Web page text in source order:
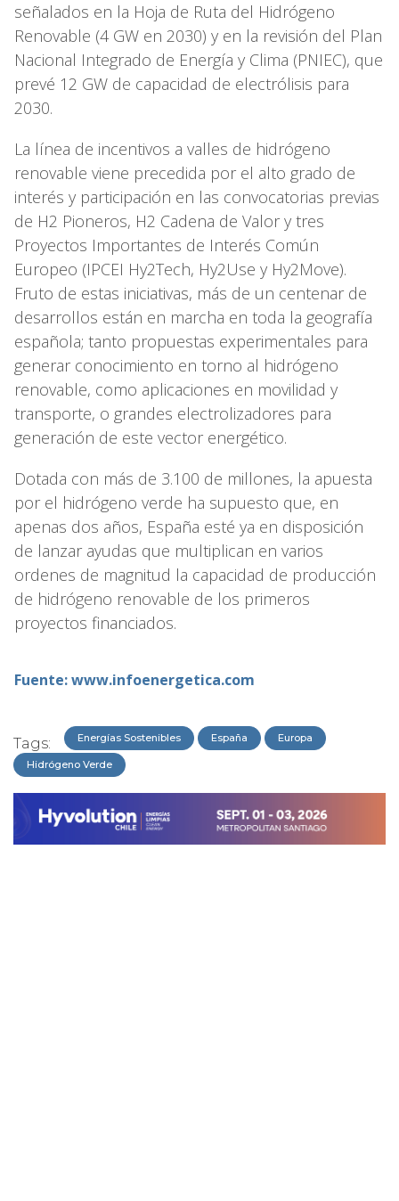
señalados en la Hoja de Ruta del Hidrógeno
Renovable (4 GW en 2030) y en la revisión del Plan
Nacional Integrado de Energía y Clima (PNIEC), que
prevé 12 GW de capacidad de electrólisis para
2030.
La línea de incentivos a valles de hidrógeno
renovable viene precedida por el alto grado de
interés y participación en las convocatorias previas
de H2 Pioneros, H2 Cadena de Valor y tres
Proyectos Importantes de Interés Común
Europeo (IPCEI Hy2Tech, Hy2Use y Hy2Move).
Fruto de estas iniciativas, más de un centenar de
desarrollos están en marcha en toda la geografía
española; tanto propuestas experimentales para
generar conocimiento en torno al hidrógeno
renovable, como aplicaciones en movilidad y
transporte, o grandes electrolizadores para
generación de este vector energético.
Dotada con más de 3.100 de millones, la apuesta
por el hidrógeno verde ha supuesto que, en
apenas dos años, España esté ya en disposición
de lanzar ayudas que multiplican en varios
ordenes de magnitud la capacidad de producción
de hidrógeno renovable de los primeros
proyectos financiados.
Fuente: www.infoenergetica.com
Tags: Energías Sostenibles España Europa
Hidrógeno Verde